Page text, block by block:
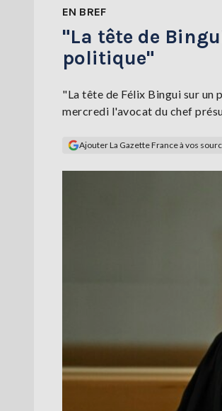
EN BREF
"La tête de
politique"
"La tête de Félix Bingui sur un
mercredi l'avocat du chef
Ajouter La Gazette France à vos